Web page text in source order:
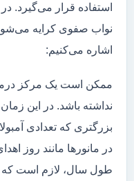
استفاده قرار می‌گیرد.
نواب صفوی کرایه
اشاره می‌کنیم:
ممکن است یک مرکز
نداشته باشد. در این
بزرگتری که تعدادی
در مانور‌ها مانند روز
طول سال، لازم است که